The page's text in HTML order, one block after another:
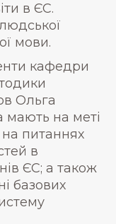
в ЄС.
мови.
кафедри
Ольга
мають на меті
на питаннях
в
ЄС; а також
базових